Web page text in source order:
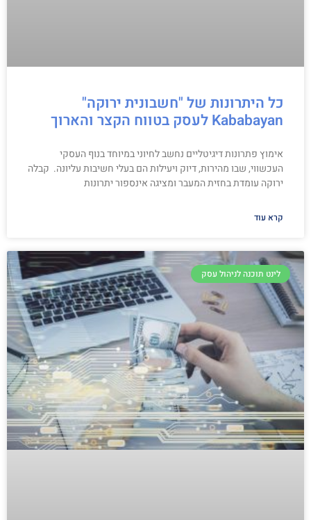
כל היתרונות של "חשבונית ירוקה"
Kababayan לעסק בטווח הקצר והארוך
אימוץ פתרונות דיגיטליים נחשב לחיוני במיוחד בנוף העסקי
העכשווי, שבו מהירות, דיוק ויעילות הם בעלי חשיבות עליונה. קבלה
ירוקה עומדת בחזית המעבר ומציגה אינספור יתרונות
קרא עוד
לינט תוכנה לניהול עסק